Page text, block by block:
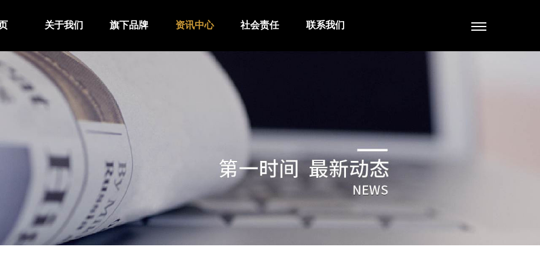
关于我们 旗下品牌 资讯中心 社会责任 联系我们